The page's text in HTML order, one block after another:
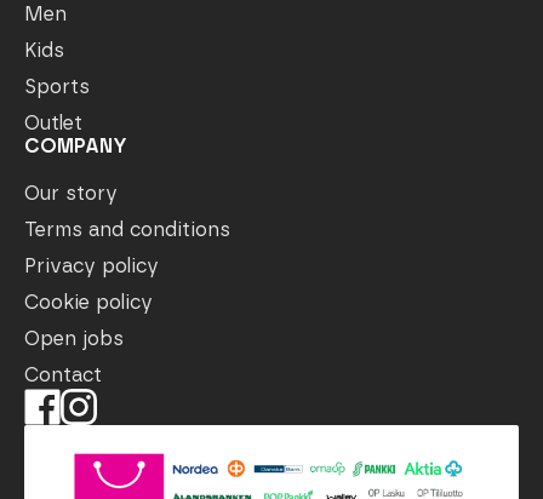
Men
Kids
Sports
Outlet
COMPANY
Our story
Terms and conditions
Privacy policy
Cookie policy
Open jobs
Contact